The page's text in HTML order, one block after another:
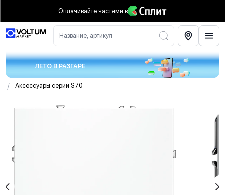
Оплачивайте частями в
Название, артикул
ЛЕТО В РАЗГАРЕ
/ Аксессуары серии S70